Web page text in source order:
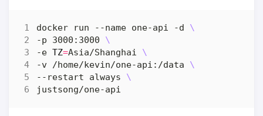
docker run --name one-api -d
-p 3000:3000
-e TZ=Asia/Shanghai
-v /home/kevin/one-api:/data
--restart always